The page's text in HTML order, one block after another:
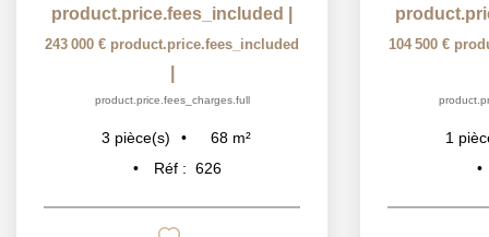
product.price.fees_included
243 000 € product.price.fees_included
product.price.fees_charges.full
3 pièce(s) 68 m²
Réf : 626
104 500 €
1